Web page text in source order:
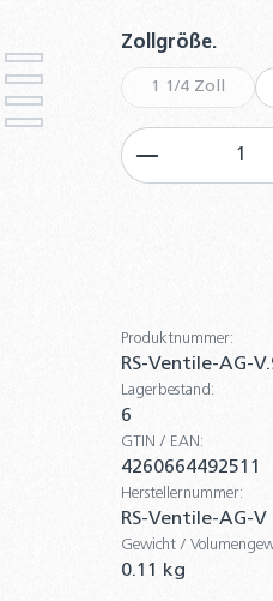
Zollgröße.
1 1/4 Zoll
(Diese
Produkt
Produktnummer:
RS-Ventile-AG-
Lagerbestand:
6
GTIN / EAN:
4260664492511
Herstellernummer:
RS-Ventile-AG-V
Gewicht /
0.11 kg